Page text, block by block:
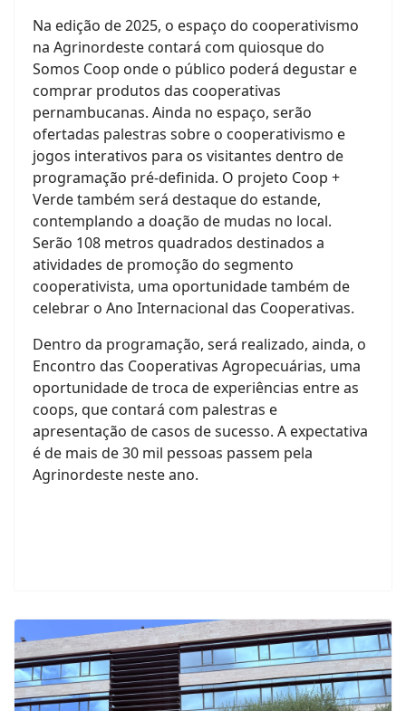
Na edição de 2025, o espaço do cooperativismo
na Agrinordeste contará com quiosque do
Somos Coop onde o público poderá degustar e
comprar produtos das cooperativas
pernambucanas. Ainda no espaço, serão
ofertadas palestras sobre o cooperativismo e
jogos interativos para os visitantes dentro de
programação pré-definida. O projeto Coop +
Verde também será destaque do estande,
contemplando a doação de mudas no local.
Serão 108 metros quadrados destinados a
atividades de promoção do segmento
cooperativista, uma oportunidade também de
celebrar o Ano Internacional das Cooperativas.
Dentro da programação, será realizado, ainda, o
Encontro das Cooperativas Agropecuárias, uma
oportunidade de troca de experiências entre as
coops, que contará com palestras e
apresentação de casos de sucesso. A expectativa
é de mais de 30 mil pessoas passem pela
Agrinordeste neste ano.